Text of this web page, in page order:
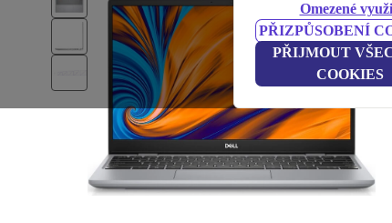
Omezené
PŘIZPŮSOBENÍ
PŘIJMOUT
COOKIES